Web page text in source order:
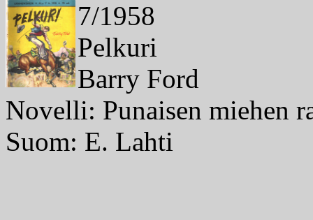
7/1958
Pelkuri
Barry Ford
Novelli: Punaisen miehen
Suom: E. Lahti